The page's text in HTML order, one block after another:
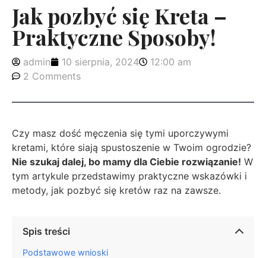
Jak pozbyć się Kreta –
Praktyczne Sposoby!
admin 10 sierpnia, 2024
12:00 am
2 Comments
Czy masz dość męczenia się tymi uporczywymi
kretami, które siają spustoszenie w Twoim ogrodzie?
Nie szukaj dalej, bo mamy dla Ciebie rozwiązanie! W
tym artykule przedstawimy praktyczne wskazówki i
metody, jak pozbyć się kretów raz na zawsze.
Spis treści
Podstawowe wnioski